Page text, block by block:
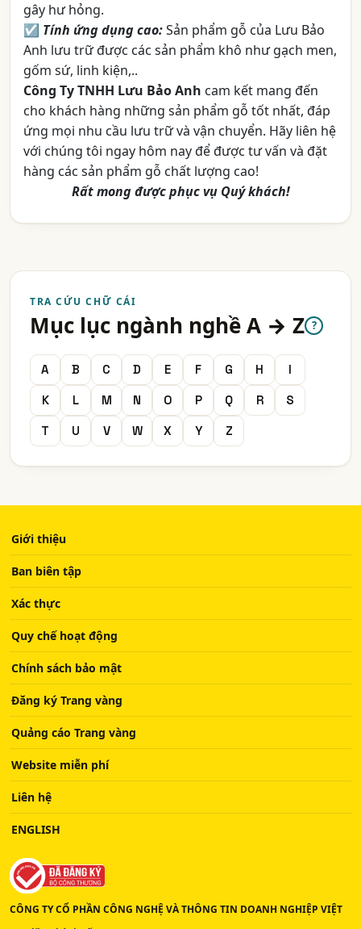
gây hư hỏng.
☑ Tính ứng dụng cao:Sản phẩm gỗ của Lưu Bảo
Anh lưu trữ được các sản phẩm khô như gạch men,
gốm sứ, linh kiện,..
Công Ty TNHH Lưu Bảo Anh cam kết mang đến
cho khách hàng những sản phẩm gỗ tốt nhất, đáp
ứng mọi nhu cầu lưu trữ và vận chuyển. Hãy liên hệ
với chúng tôi ngay hôm nay để được tư vấn và đặt
hàng các sản phẩm gỗ chất lượng cao!
Rất mong được phục vụ Quý khách!
TRA CỨU CHỮ CÁI
Mục lục ngành nghề A → Z ?
A B C D E F G H
I
K
L M N O P Q R
S
T
U V W X Y Z
Giới thiệu
Ban biên tập
Xác thực
Quy chế hoạt động
Chính sách bảo mật
Đăng ký Trang vàng
Quảng cáo Trang vàng
Website miễn phí
Liên hệ
ENGLISH
CÔNG TY CỔ PHẦN CÔNG NGHỆ VÀ THÔNG TIN DOANH NGHIỆP VIỆT